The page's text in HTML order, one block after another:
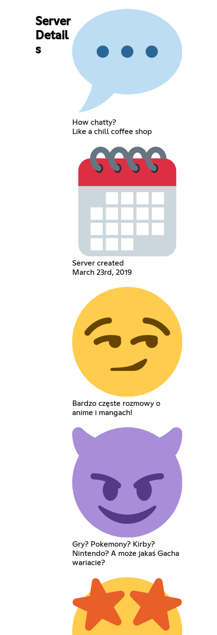
Server
Detail
s
How chatty?
Like a chill coffee shop
Server created
March 23rd, 2019
Bardzo częste rozmowy o
anime i mangach!
Gry? Pokemony? Kirby?
Nintendo? A może jakaś Gacha
wariacie?